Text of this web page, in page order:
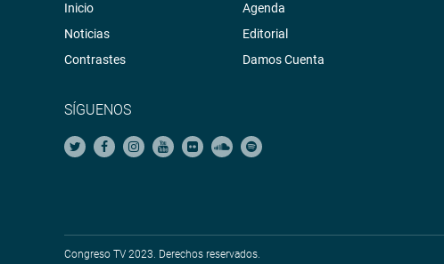
Inicio
Noticias
Contrastes
Agenda
Editorial
Damos Cuenta
SÍGUENOS
Congreso TV 2023. Derechos reservados.